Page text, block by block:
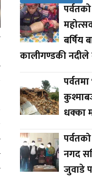
बर्षिय
कालीगण्डकी नदीले
धक्का
नगद
जुवाडे